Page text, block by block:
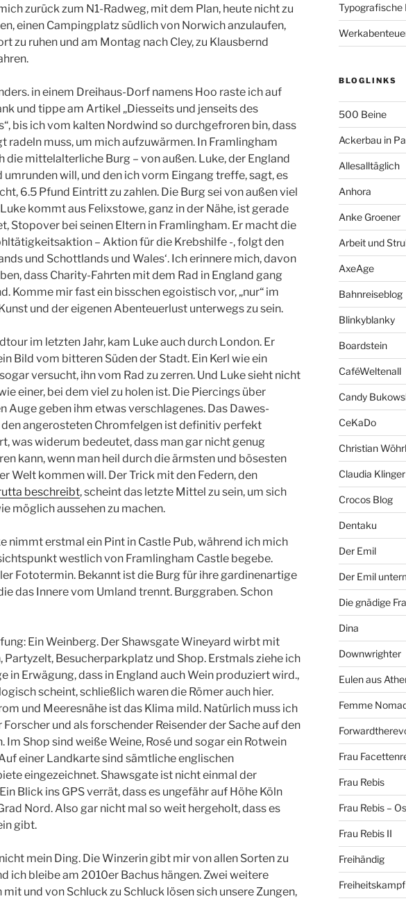
zurück zum N1-Radweg, mit dem Plan, heute nicht zu
einen Campingplatz südlich von Norwich anzulaufen,
zu ruhen und am Montag nach Cley, zu Klausbernd
in einem Dreihaus-Dorf namens Hoo raste ich auf
und tippe am Artikel „Diesseits und jenseits des
bis ich vom kalten Nordwind so durchgefroren bin, dass
radeln muss, um mich aufzuwärmen. In Framlingham
die mittelalterliche Burg – von außen. Luke, der England
umrunden will, und den ich vorm Eingang treffe, sagt, es
6.5 Pfund Eintritt zu zahlen. Die Burg sei von außen viel
kommt aus Felixstowe, ganz in der Nähe, ist gerade
Stopover bei seinen Eltern in Framlingham. Er macht die
– Aktion für die Krebshilfe -, folgt den
und Schottlands und Wales‘. Ich erinnere mich, davon
dass Charity-Fahrten mit dem Rad in England gang
Komme mir fast ein bisschen egoistisch vor, „nur“ im
und der eigenen Abenteuerlust unterwegs zu sein.
im letzten Jahr, kam Luke auch durch London. Er
Bild vom bitteren Süden der Stadt. Ein Kerl wie ein
versucht, ihn vom Rad zu zerren. Und Luke sieht nicht
einer, bei dem viel zu holen ist. Die Piercings über
Auge geben ihm etwas verschlagenes. Das Dawes-
den angerosteten Chromfelgen ist definitiv perfekt
was widerum bedeutet, dass man gar nicht genug
kann, wenn man heil durch die ärmsten und bösesten
Welt kommen will. Der Trick mit den Federn, den
beschreibt, scheint das letzte Mittel zu sein, um sich
möglich aussehen zu machen.
nimmt erstmal ein Pint in Castle Pub, während ich mich
westlich von Framlingham Castle begebe.
Fototermin. Bekannt ist die Burg für ihre gardinenartige
das Innere vom Umland trennt. Burggraben. Schon
Ein Weinberg. Der Shawsgate Wineyard wirbt mit
Partyzelt, Besucherparkplatz und Shop. Erstmals ziehe ich
in Erwägung, dass in England auch Wein produziert wird.,
scheint, schließlich waren die Römer auch hier.
und Meeresnähe ist das Klima mild. Natürlich muss ich
Forscher und als forschender Reisender der Sache auf den
Im Shop sind weiße Weine, Rosé und sogar ein Rotwein
einer Landkarte sind sämtliche englischen
eingezeichnet. Shawsgate ist nicht einmal der
Blick ins GPS verrät, dass es ungefähr auf Höhe Köln
Nord. Also gar nicht mal so weit hergeholt, dass es
gibt.
mein Ding. Die Winzerin gibt mir von allen Sorten zu
ich bleibe am 2010er Bachus hängen. Zwei weitere
mit und von Schluck zu Schluck lösen sich unsere Zungen,
Typografische
BLOGLINKS
500 Beine
Ackerbau in
Allesalltäglich
Anhora
Anke Groener
Arbeit und
AxeAge
Bahnreiseblog
Blinkyblanky
Boardstein
CaféWeltenall
Candy
CeKaDo
Christian Wöhrl
Claudia Klinger
Crocos Blog
Dentaku
Der Emil
Der Emil
Die gnädige
Dina
Downwrighter
Eulen aus
Femme
Frau
Frau Rebis
Frau Rebis –
Frau Rebis II
Freihändig
Freiheitskampf